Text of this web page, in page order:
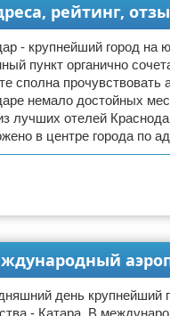
рейтинг,
- крупнейший город на
пункт органично
сполна
немало достойных
лучших отелей
в центре города по
день крупнейший
- Катара. В